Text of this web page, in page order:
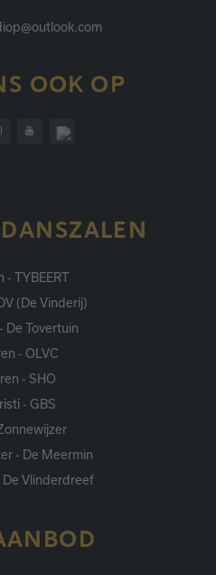
OOK OP
- TYBEERT
(De Vinderij)
De Tovertuin
- OLVC
- SHO
- GBS
- De Meermin
De Vlinderdreef